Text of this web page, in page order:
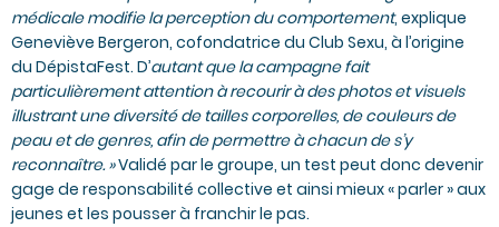
médicale modifie la perception du comportement, explique
Geneviève Bergeron, cofondatrice du Club Sexu, à l’origine
du DépistaFest. D’autant que la campagne fait
particulièrement attention à recourir à des photos et visuels
illustrant une diversité de tailles corporelles, de couleurs de
peau et de genres, afin de permettre à chacun de s’y
reconnaître. »Validé par le groupe, un test peut donc devenir
gage de responsabilité collective et ainsi mieux « parler » aux
jeunes et les pousser à franchir le pas.